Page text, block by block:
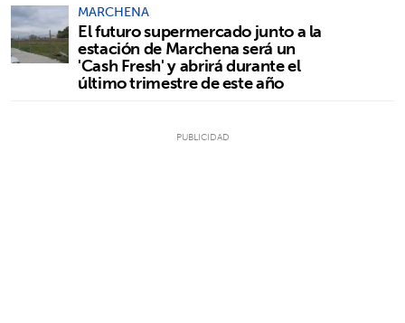
MARCHENA
El futuro supermercado junto a la
estación de Marchena será un
'Cash Fresh' y abrirá durante el
último trimestre de este año